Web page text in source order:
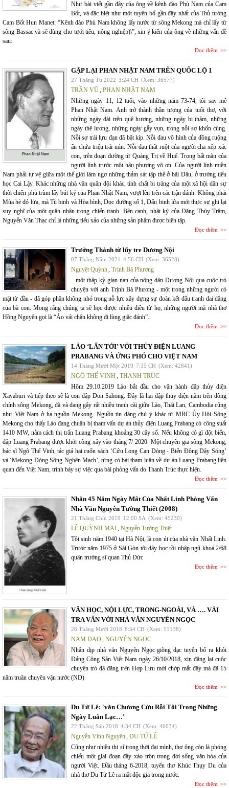
Như bài viết gần đây của ông về kênh đào Phù Nam của Cam
Bốt, và đặc biệt như một tuyên bố gần đây nhất của Thủ tướng
Cam Bốt Hun Manet: “Kênh đào Phù Nam không lấy nước từ sông Mekong mà chỉ lấy từ
sông Bassac và sẽ dùng cho tưới tiêu, nông nghiệp)\”, xin ý kiến của ông về những vấn đề
sau:
Đọc thêm
GẶP LẠI PHAN NHẬT NAM TRÊN QUỐC LỘ 1
27 Tháng Tư 2022 3:24 CH (Xem: 36577)
TRẦN VŨ, PHAN NHẬT NAM
Những ngày 11, 12 tuổi, vào những năm 73-74, tôi say mê
Phan Nhật Nam. Anh trở thành thần tượng của tuổi thơ, với
những ngày dài trên quê hương, những ngày bi thảm, những
ngày thê lương, những ngày gẫy vụn, trong nỗi sợ khốn cùng.
Nỗi sợ trái lựu đạn đã bật kíp. Nỗi đau vô hình của đồng ruộng
ẩn chứa triệu trái mìn. Nỗi đau thắt ruột của người cha xếp xác
con, trên đoạn đường từ Quảng Trị về Huế. Trong bất mãn của
người lính trước một hậu phương vô ơn. Của người lính miền
Nam phải tự vệ giữa một thế giới làm ngơ những thảm sát tập thể ở bãi Dâu, ở trường tiểu
học Cai Lậy. Khác những nhà văn quân đội khác, tính chất bi tráng của một xã hội dân sự
thời chiến phủ trùm lấy bút ký của Phan Nhật Nam, vượt lên trên các trận đánh. Không phải
Mùa hè đỏ lửa, mà Tù binh và Hòa bình, Dọc đường số 1, Dấu binh lửa mới thực sự ghi lại
suy nghĩ của một quân nhân trong chiến tranh. Bên cạnh, nhật ký của Đặng Thùy Trâm,
Nguyễn Văn Thạc chỉ là những tiểu xảo của những sản phẩm được biên tập.
Đọc thêm
Trưởng Thành từ lũy tre Dương Nội
07 Tháng Năm 2021 4:56 CH (Xem: 36528)
Nguyệt Quỳnh, Trịnh Bá Phương
...một thập kỷ gian nan của nông dân Dương Nội qua cuộc trò
chuyện với anh Trịnh Bá Phương - một trong những người có
mặt từ đầu - đã góp phần không nhỏ trong nỗ lực xây dựng sự đoàn kết đấu tranh dai dẳng
của bà con. Mong rằng chúng ta sẽ học được nhiều điều từ họ, những người mà nhà thơ
Hồng Nguyên gọi là “Áo vải chân không đi lùng giặc đánh”.
Đọc thêm
LÀO ‘LẤN TỚI’ VỚI THỦY ĐIỆN LUANG
PRABANG VÀ ỨNG PHÓ CHO VIỆT NAM
14 Tháng Mười Một 2019 7:35 CH (Xem: 42841)
NGÔ THẾ VINH, THANH TRÚC
Hôm 29.10.2019 Lào bắt đầu cho vận hành đập thủy điện
Xayaburi và tiếp theo sẽ là con đập Don Sahong. Đây là hai đập thủy điện nằm trên dòng
chính sông Mekong, đã và đang gây rất nhiều tranh cãi giữa Lào, Thái Lan, Cambodia cũng
như Việt Nam ở hạ nguồn Mekong. Nguồn tin đáng chú ý khác từ MRC Ủy Hội Sông
Mekong cho thấy Lào đang chuẩn bị tham vấn dự án thủy điện Luang Prabang có công suất
1410 MW, nằm cách thị trấn Luang Prabang khoảng 30 cây số. Nếu không có gì đột biến,
đập Luang Prabang được khởi công xây vào tháng 7/ 2020. Một chuyên gia sông Mekong,
bác sĩ Ngô Thế Vinh, tác giả hai cuốn sách ‘Cửu Long Cạn Dòng - Biển Đông Dậy Sóng’
và ‘Mekong Dòng Sông Nghẽn Mạch’, từng có bài tham luận về dự án Luang Prabang liên
quan đến Việt Nam, trình bày sự việc qua bài phỏng vấn do Thanh Trúc thực hiện.
Đọc thêm
Nhân 45 Năm Ngày Mất Của Nhất Linh Phỏng Vấn
Nhà Văn Nguyễn Tường Thiết (2008)
21 Tháng Chín 2019 12:00 SA (Xem: 45230)
LÊ QUỲNH MAI, Nguyễn Tường Thiết
Tôi sinh năm 1940 tại Hà Nội, là con út của nhà văn Nhất Linh.
Trước năm 1975 ở Sài Gòn tôi dậy học rồi nhập ngũ khoá 2/68
quân trường sĩ quan Thủ Đức
Đọc thêm
VĂN HỌC, NỘI LỰC, TRONG-NGOÀI, VÀ …. VÀI
TRA VẤN VỚI NHÀ VĂN NGUYÊN NGỌC
26 Tháng Mười 2018 8:54 CH (Xem: 51138)
NAM DAO, NGUYÊN NGỌC
Nhân dịp nhà văn Nguyên Ngọc giõng dạc tuyên bố ra khỏi
Đảng Cộng Sản Việt Nam ngày 26/10/2018, xin đăng lại cuộc
chuyện trò đã đăng trên Hợp Lưu mới chớp mắt đây mà đã 15
năm truân chuyên vận nước (ND)
Đọc thêm
Du Tử Lê: 'văn Chương Cứu Rỗi Tôi Trong Những
Ngày Luân Lạc…'
22 Tháng Sáu 2018 4:34 CH (Xem: 46034)
Nguyễn Vĩnh Nguyên, DU TỬ LÊ
Cũng như nhiều thi sĩ trong thời đại mình, thơ ông còn là phóng
chiếu một giai đoạn đầy xáo trộn trong đời sống văn hóa của
người Việt. Đầu tháng 6-2018, tuyển thơ Khúc Thụy Du của
nhà thơ Du Tử Lê ra mắt độc giả trong nước.
Đọc thêm